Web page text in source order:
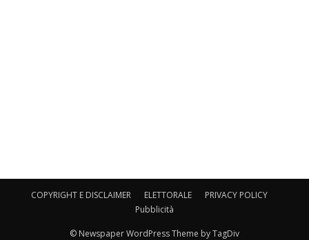
COPYRIGHT E DISCLAIMER ELETTORALE
PRIVACY POLICY
Pubblicità
© Newspaper WordPress Theme by TagDiv